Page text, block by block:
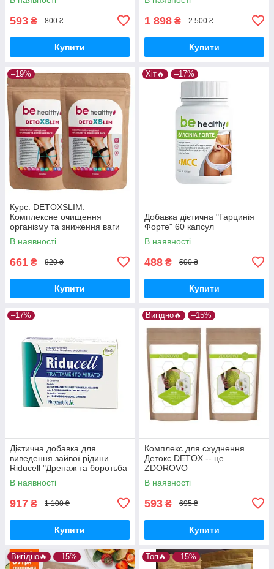
593 ₴ 800 ₴
Купити
1 898 ₴ 2 500 ₴
Купити
–19%
Курс: DETOXSLIM.
Комплексне очищення
організму та зниження ваги
В наявності
661 ₴ 820 ₴
Купити
Хіт🔥 –17%
Добавка дієтична "Гарцинія
Форте" 60 капсул
В наявності
488 ₴ 590 ₴
Купити
–17%
Дієтична добавка для
виведення зайвої рідини
Riducell "Дренаж та боротьба
з целюлітом", 30 та
В наявності
917 ₴ 1 100 ₴
Купити
Вигідно🔥 –15%
Комплекс для схуднення
Детокс DETOX -- це
ZDOROVO
В наявності
593 ₴ 695 ₴
Купити
Вигідно🔥 –15% Топ🔥 –15%